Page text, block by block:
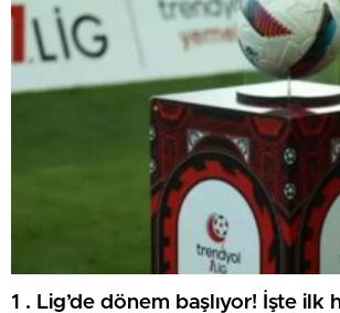
1 . Lig’de dönem başlıyor! İşte ilk